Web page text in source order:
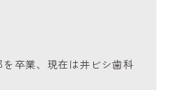
卒業、現在は井ビシ歯科